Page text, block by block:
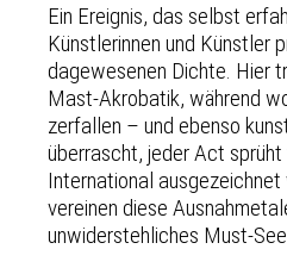
Ein Ereignis, das selbst
Künstlerinnen und Künstler
dagewesenen Dichte. Hier
Mast-Akrobatik, während
zerfallen – und ebenso
überrascht, jeder Act
International
vereinen diese
unwiderstehliches Must-